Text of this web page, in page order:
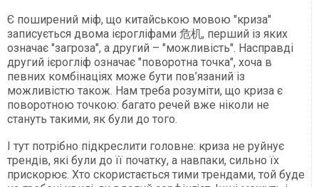
Є поширений міф, що китайською мовою "криза"
записується двома ієрогліфами 危机, перший із яких
означає "загроза", а другий – "можливість". Насправді
другий ієрогліф означає "поворотна точка", хоча в
певних комбінаціях може бути пов’язаний із
можливістю також. Нам треба розуміти, що криза є
поворотною точкою: багато речей вже ніколи не
стануть такими, як були до того.
І тут потрібно підкреслити головне: криза не руйнує
трендів, які були до її початку, а навпаки, сильно їх
прискорює. Хто скористається тими трендами, той буде